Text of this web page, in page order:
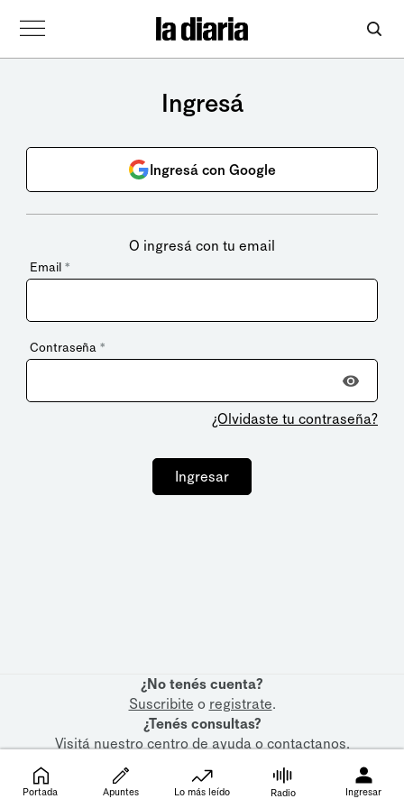
Ingresá
Ingresá con Google
O ingresá con tu email
Email *
Contraseña *
¿Olvidaste tu contraseña?
Ingresar
¿No tenés cuenta?
Suscribite o registrate.
¿Tenés consultas?
Visitá nuestrocentro de ayudaocontactanos.
Portada Apuntes Lo más leído Radio Ingresar